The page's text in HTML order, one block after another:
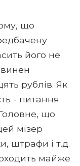
що
його не
рублів. Як
- питання
що
мізер
штрафи і т.д.
майже